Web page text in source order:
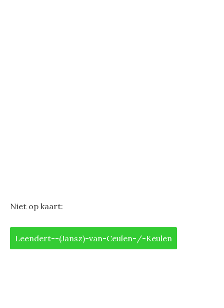
Niet op kaart:
Leendert--(Jansz)-van-Ceulen-/-Keulen